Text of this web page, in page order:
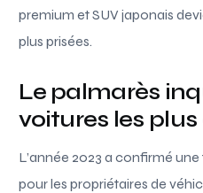
premium et SUV japonais
plus prisées.
Le palmarès
voitures les
L’année 2023 a confirmé
pour les propriétaires de